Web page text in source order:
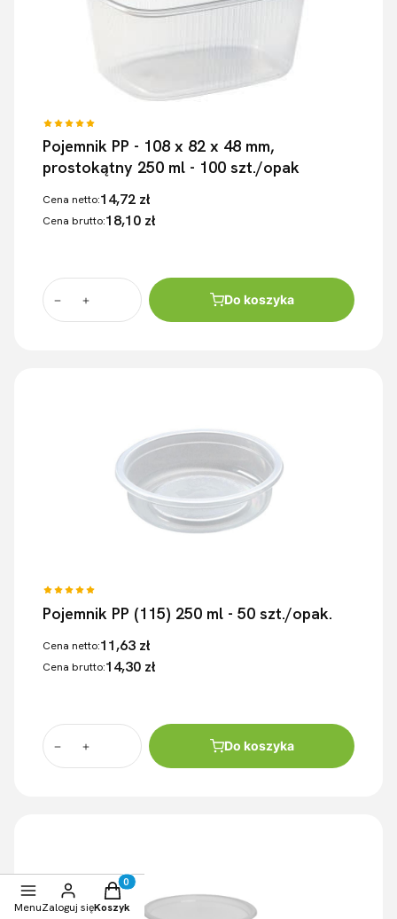
Pojemnik PP - 108 x 82 x 48 mm,
prostokątny 250 ml - 100 szt./opak
Cena netto:14,72 zł
Cena brutto:18,10 zł
Do koszyka
Pojemnik PP (115) 250 ml - 50 szt./opak.
Cena netto:11,63 zł
Cena brutto:14,30 zł
Do koszyka
MenuZaloguj się
Produkty w koszyku: 0. Zobacz szczegóły
Koszyk